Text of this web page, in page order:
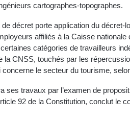
cartographes-topographes.
décret porte application du
affiliés à la Caisse
catégories de travailleurs
la CNSS, touchés par les
concerne le secteur du tourisme,
ses travaux par l’examen de
92 de la Constitution, conclut le